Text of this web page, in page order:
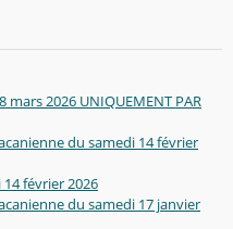
2026 UNIQUEMENT PAR
du samedi 14 février
février 2026
du samedi 17 janvier